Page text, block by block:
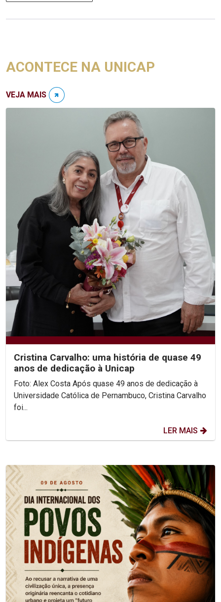
ACONTECE NA UNICAP
VEJA MAIS
Cristina Carvalho: uma história de quase 49
anos de dedicação à Unicap
Foto: Alex Costa Após quase 49 anos de dedicação à
Universidade Católica de Pernambuco, Cristina Carvalho
foi...
LER MAIS